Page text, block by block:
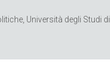
Università degli Studi di